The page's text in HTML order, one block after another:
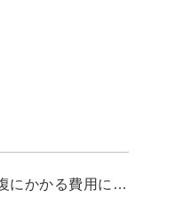
お悩み解決コラムに「孤独死の特殊清掃の作業内容と現状回復にかかる費用について解説」を追加しました。